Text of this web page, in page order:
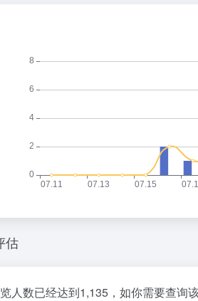
估
人数已经达到1,135，如你需要查询